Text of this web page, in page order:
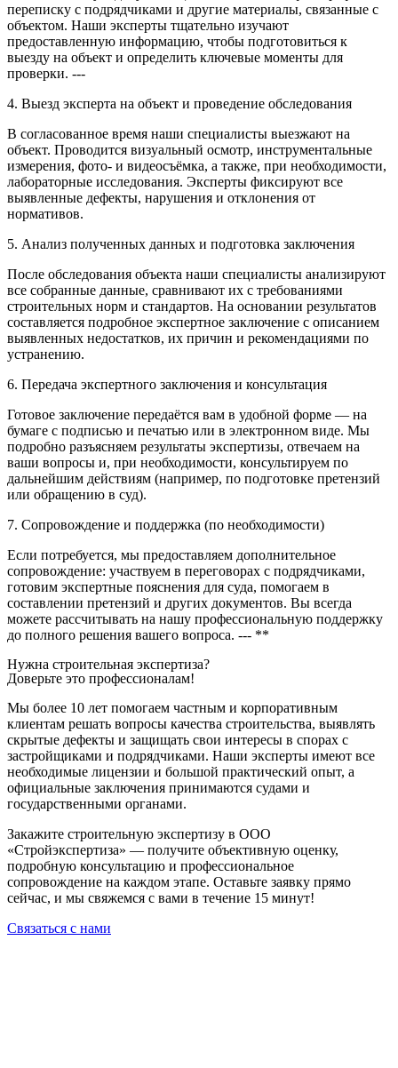
переписку с подрядчиками и другие материалы, связанные с
объектом. Наши эксперты тщательно изучают
предоставленную информацию, чтобы подготовиться к
выезду на объект и определить ключевые моменты для
проверки. ---
4. Выезд эксперта на объект и проведение обследования
В согласованное время наши специалисты выезжают на
объект. Проводится визуальный осмотр, инструментальные
измерения, фото- и видеосъёмка, а также, при необходимости,
лабораторные исследования. Эксперты фиксируют все
выявленные дефекты, нарушения и отклонения от
нормативов.
5. Анализ полученных данных и подготовка заключения
После обследования объекта наши специалисты анализируют
все собранные данные, сравнивают их с требованиями
строительных норм и стандартов. На основании результатов
составляется подробное экспертное заключение с описанием
выявленных недостатков, их причин и рекомендациями по
устранению.
6. Передача экспертного заключения и консультация
Готовое заключение передаётся вам в удобной форме — на
бумаге с подписью и печатью или в электронном виде. Мы
подробно разъясняем результаты экспертизы, отвечаем на
ваши вопросы и, при необходимости, консультируем по
дальнейшим действиям (например, по подготовке претензий
или обращению в суд).
7. Сопровождение и поддержка (по необходимости)
Если потребуется, мы предоставляем дополнительное
сопровождение: участвуем в переговорах с подрядчиками,
готовим экспертные пояснения для суда, помогаем в
составлении претензий и других документов. Вы всегда
можете рассчитывать на нашу профессиональную поддержку
до полного решения вашего вопроса. --- **
Нужна строительная экспертиза?
Доверьте это профессионалам!
Мы более 10 лет помогаем частным и корпоративным
клиентам решать вопросы качества строительства, выявлять
скрытые дефекты и защищать свои интересы в спорах с
застройщиками и подрядчиками. Наши эксперты имеют все
необходимые лицензии и большой практический опыт, а
официальные заключения принимаются судами и
государственными органами.
Закажите строительную экспертизу в ООО
«Стройэкспертиза» — получите объективную оценку,
подробную консультацию и профессиональное
сопровождение на каждом этапе. Оставьте заявку прямо
сейчас, и мы свяжемся с вами в течение 15 минут!
Связаться с нами